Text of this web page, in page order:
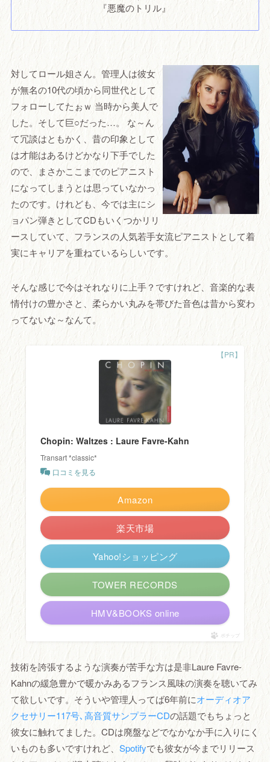
『悪魔のトリル』
対してロール姐さん。管理人は彼女
が無名の10代の頃から同世代として
フォローしてたぉｗ 当時から美人で
した。そして巨○だった…。 な～ん
て冗談はともかく、昔の印象として
は才能はあるけどかなり下手でした
ので、まさかここまでのピアニスト
になってしまうとは思っていなかっ
たのです。けれども、今では主にシ
ョパン弾きとしてCDもいくつかリリ
ースしていて、フランスの人気若手女流ピアニストとして着
実にキャリアを重ねているらしいです。
そんな感じで今はそれなりに上手？ですけれど、音楽的な表
情付けの豊かさと、柔らかい丸みを帯びた音色は昔から変わ
ってないな～なんて。
Chopin: Waltzes : Laure Favre-Kahn
Transart *classic*
口コミを見る
Amazon
楽天市場
Yahoo!ショッピング
TOWER RECORDS
HMV&BOOKS online
ポチップ
技術を誇張するような演奏が苦手な方は是非Laure Favre-
Kahnの緩急豊かで暖かみあるフランス風味の演奏を聴いてみ
て欲しいです。そういや管理人ってば6年前にオーディオア
クセサリー117号､高音質サンプラーCDの話題でもちょっと
彼女に触れてました。CDは廃盤などでなかなか手に入りにく
いものも多いですけれど、 Spotifyでも彼女が今までリリース